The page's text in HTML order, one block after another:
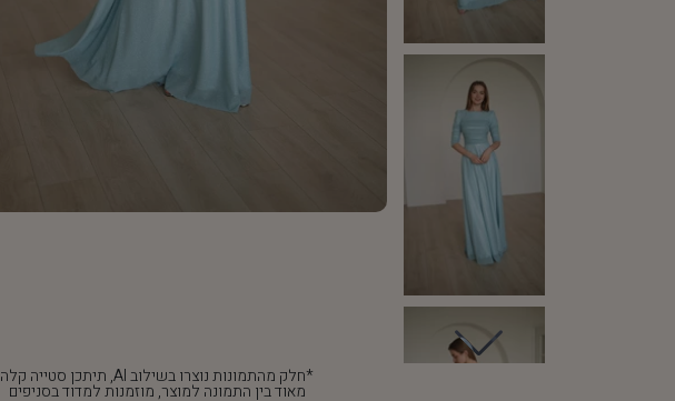
*חלק מהתמונות נוצרו בשילוב AI, תיתכן סטייה קלה
מאוד בין התמונה למוצר, מוזמנות למדוד בסניפים